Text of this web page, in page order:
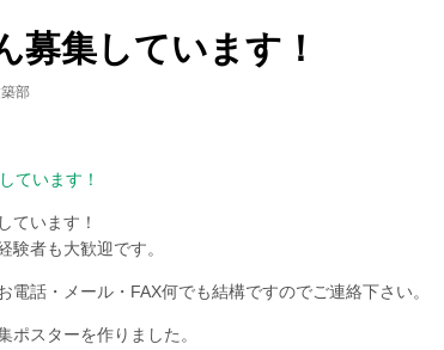
募集しています！
部
ています！
験者も大歓迎です。
電話・メール・FAX何でも結構ですのでご連絡下さい。
ポスターを作りました。